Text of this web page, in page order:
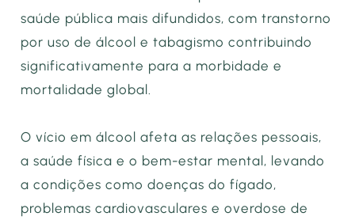
saúde pública mais difundidos, com transtorno
por uso de álcool e tabagismo contribuindo
significativamente para a morbidade e
mortalidade global.
O vício em álcool afeta as relações pessoais,
a saúde física e o bem-estar mental, levando
a condições como doenças do fígado,
problemas cardiovasculares e overdose de